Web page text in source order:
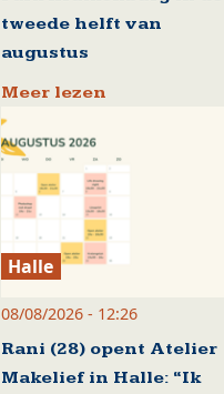
tweede helft van
augustus
Meer lezen
Halle
08/08/2026 - 12:26
Rani (28) opent Atelier
Makelief in Halle: “Ik